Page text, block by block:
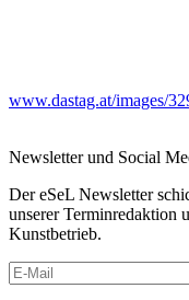
www.dastag.at/images/
Newsletter und Social
Der eSeL Newsletter
unserer Terminredaktion
Kunstbetrieb.